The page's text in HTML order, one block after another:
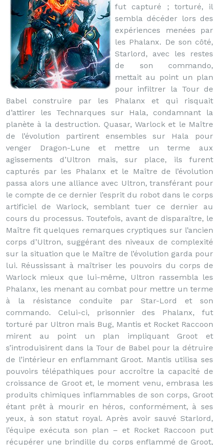
fut capturé ; torturé, il
sembla décéder lors des
expériences menées par
les Phalanx. De son côté,
Starlord, avec les restes
de son commando,
mettait au point un plan
pour infiltrer la Tour de
Babel construire par les Phalanx et qui risquait
d’attirer les Technarques sur Hala, condamnant la
planète à la destruction. Quasar, Warlock et le Maître
de l’évolution partirent ensembles sur Hala pour
venger Dragon-Lune et mettre un terme aux
agissements d’Ultron mais, sur place, ils furent
capturés par les Phalanx et le Maître de l’évolution
passa alors une alliance avec Ultron, transférant pour
le compte de ce dernier l’esprit du robot dans le corps
artificiel de Warlock, semblant tuer ce dernier au
cours du processus. Toutefois, avant de disparaître, le
Maître fit quelques remarques cryptiques sur l’ancien
corps d’Ultron, suggérant des niveaux de complexité
sur la situation que le Maître de l’évolution garda pour
lui. Réussissant à maîtriser les pouvoirs du corps de
Warlock mieux que lui-même, Ultron rassembla les
Phalanx, les menant au combat pour mettre un terme
à la résistance conduite par Star-Lord et son
commando. Celui-ci, prisonnier des Phalanx, fut
torturé par Ultron mais Bug, Mantis et Rocket Raccoon
mirent au point un plan impliquant Groot et
s’introduisirent dans la Tour de Babel pour la détruire
de l’intérieur en enflammant Groot. Mantis utilisa ses
pouvoirs télépathiques pour accroître la capacité de
croissance de Groot et, le moment venu, embrasa les
produits chimiques inflammables de son corps, Groot
étant prêt à mourir en héros, conformément, à ses
yeux, à son statut royal. Après avoir sauvé Starlord,
l’équipe exécuta son plan – et Rocket Raccoon put
récupérer une brindille du corps enflammé de Groot,